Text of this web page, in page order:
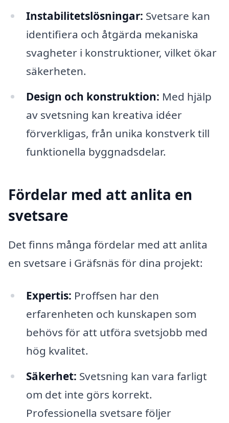
Instabilitetslösningar: Svetsare kan
identifiera och åtgärda mekaniska
svagheter i konstruktioner, vilket ökar
säkerheten.
Design och konstruktion: Med hjälp
av svetsning kan kreativa idéer
förverkligas, från unika konstverk till
funktionella byggnadsdelar.
Fördelar med att anlita en
svetsare
Det finns många fördelar med att anlita
en svetsare i Gräfsnäs för dina projekt:
Expertis: Proffsen har den
erfarenheten och kunskapen som
behövs för att utföra svetsjobb med
hög kvalitet.
Säkerhet: Svetsning kan vara farligt
om det inte görs korrekt.
Professionella svetsare följer